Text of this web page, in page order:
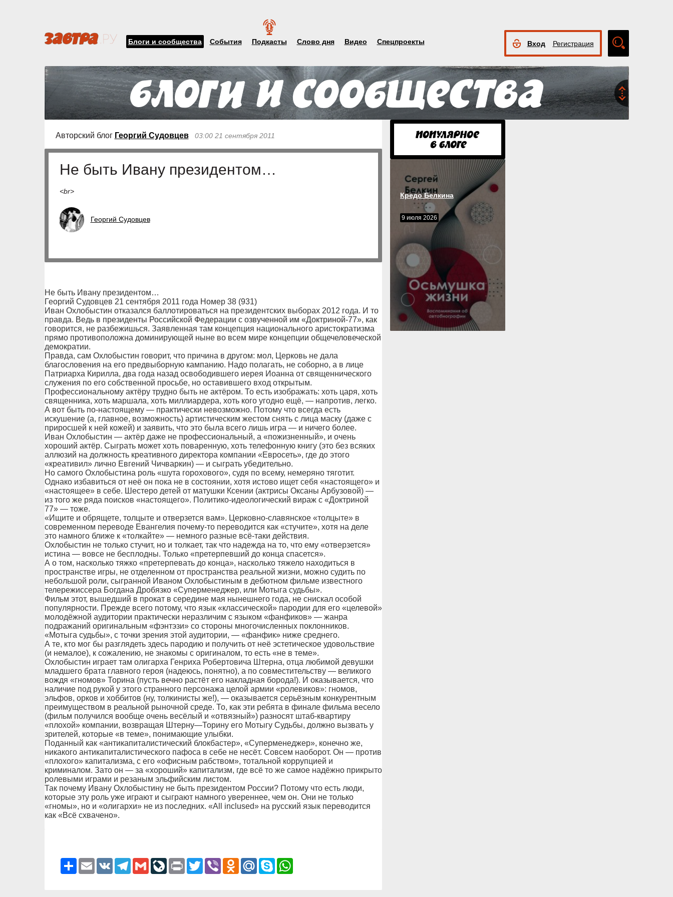
Блоги и сообщества События Подкасты Слово дня Видео Спецпроекты Вход Регистрация
поиск
Авторский блог Георгий Судовцев 03:00 21 сентября 2011
Не быть Ивану президентом…
<br>
Георгий Судовцев
Не быть Ивану президентом…
Георгий Судовцев 21 сентября 2011 года Номер 38 (931)
Иван Охлобыстин отказался баллотироваться на президентских выборах 2012 года. И то
правда. Ведь в президенты Российской Федерации с озвученной им «Доктриной-77», как
говорится, не разбежишься. Заявленная там концепция национального аристократизма
прямо противоположна доминирующей ныне во всем мире концепции общечеловеческой
демократии.
Правда, сам Охлобыстин говорит, что причина в другом: мол, Церковь не дала
благословения на его предвыборную кампанию. Надо полагать, не соборно, а в лице
Патриарха Кирилла, два года назад освободившего иерея Иоанна от священнического
служения по его собственной просьбе, но оставившего вход открытым.
Профессиональному актёру трудно быть не актёром. То есть изображать: хоть царя, хоть
священника, хоть маршала, хоть миллиардера, хоть кого угодно ещё, — напротив, легко.
А вот быть по-настоящему — практически невозможно. Потому что всегда есть
искушение (а, главное, возможность) артистическим жестом снять с лица маску (даже с
приросшей к ней кожей) и заявить, что это была всего лишь игра — и ничего более.
Иван Охлобыстин — актёр даже не профессиональный, а «пожизненный», и очень
хороший актёр. Сыграть может хоть поваренную, хоть телефонную книгу (это без всяких
аллюзий на должность креативного директора компании «Евросеть», где до этого
«креативил» лично Евгений Чичваркин) — и сыграть убедительно.
Но самого Охлобыстина роль «шута горохового», судя по всему, немеряно тяготит.
Однако избавиться от неё он пока не в состоянии, хотя истово ищет себя «настоящего» и
«настоящее» в себе. Шестеро детей от матушки Ксении (актрисы Оксаны Арбузовой) —
из того же ряда поисков «настоящего». Политико-идеологический вираж с «Доктриной
77» — тоже.
«Ищите и обрящете, толцыте и отверзется вам». Церковно-славянское «толцыте» в
современном переводе Евангелия почему-то переводится как «стучите», хотя на деле
это намного ближе к «толкайте» — немного разные всё-таки действия.
Охлобыстин не только стучит, но и толкает, так что надежда на то, что ему «отверзется»
истина — вовсе не бесплодны. Только «претерпевший до конца спасется».
А о том, насколько тяжко «претерпевать до конца», насколько тяжело находиться в
пространстве игры, не отделенном от пространства реальной жизни, можно судить по
небольшой роли, сыгранной Иваном Охлобыстиным в дебютном фильме известного
телережиссера Богдана Дробязко «Суперменеджер, или Мотыга судьбы».
Фильм этот, вышедший в прокат в середине мая нынешнего года, не снискал особой
популярности. Прежде всего потому, что язык «классической» пародии для его «целевой»
молодёжной аудитории практически неразличим с языком «фанфиков» — жанра
подражаний оригинальным «фэнтэзи» со стороны многочисленных поклонников.
«Мотыга судьбы», с точки зрения этой аудитории, — «фанфик» ниже среднего.
А те, кто мог бы разглядеть здесь пародию и получить от неё эстетическое удовольствие
(и немалое), к сожалению, не знакомы с оригиналом, то есть «не в теме».
Охлобыстин играет там олигарха Генриха Робертовича Штерна, отца любимой девушки
младшего брата главного героя (надеюсь, понятно), а по совместительству — великого
вождя «гномов» Торина (пусть вечно растёт его накладная борода!). И оказывается, что
наличие под рукой у этого странного персонажа целой армии «ролевиков»: гномов,
эльфов, орков и хоббитов (ну, толкинисты же!), — оказывается серьёзным конкурентным
преимуществом в реальной рыночной среде. То, как эти ребята в финале фильма весело
(фильм получился вообще очень весёлый и «отвязный») разносят штаб-квартиру
«плохой» компании, возвращая Штерну—Торину его Мотыгу Судьбы, должно вызвать у
зрителей, которые «в теме», понимающие улыбки.
Поданный как «антикапиталистический блокбастер», «Суперменеджер», конечно же,
никакого антикапиталистического пафоса в себе не несёт. Совсем наоборот. Он — против
«плохого» капитализма, с его «офисным рабством», тотальной коррупцией и
криминалом. Зато он — за «хороший» капитализм, где всё то же самое надёжно прикрыто
ролевыми играми и резаным эльфийским листом.
Так почему Ивану Охлобыстину не быть президентом России? Потому что есть люди,
которые эту роль уже играют и сыграют намного увереннее, чем он. Они не только
«гномы», но и «олигархи» не из последних. «All inclused» на русский язык переводится
как «Всё схвачено».
РесурсEmail VK Telegram
GmailLiveJournal
Print TwitterViber Odnoklassniki
Mail.RuSkypeWhatsApp
Кредо Белкина
9 июля 2026